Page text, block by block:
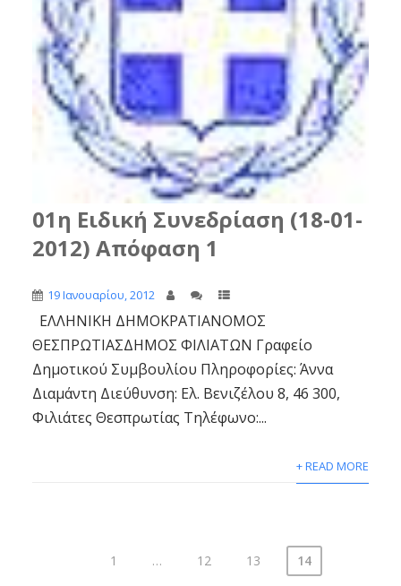
01η Ειδική Συνεδρίαση (18-01-
2012) Απόφαση 1
19 Ιανουαρίου, 2012
ΕΛΛΗΝΙΚΗ ΔΗΜΟΚΡΑΤΙΑΝΟΜΟΣ
ΘΕΣΠΡΩΤΙΑΣΔΗΜΟΣ ΦΙΛΙΑΤΩΝ Γραφείο
Δημοτικού Συμβουλίου Πληροφορίες: Άννα
Διαμάντη Διεύθυνση: Ελ. Βενιζέλου 8, 46 300,
Φιλιάτες Θεσπρωτίας Τηλέφωνο:...
+ READ MORE
1 … 12 13 14